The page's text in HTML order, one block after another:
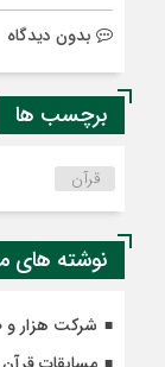
بدون دیدگاه
برچسب ها
قرآن
نوشته های
شرکت هزار و ۱۵۰ طلبه در آزمون سالانه حفظ قرآن کریم